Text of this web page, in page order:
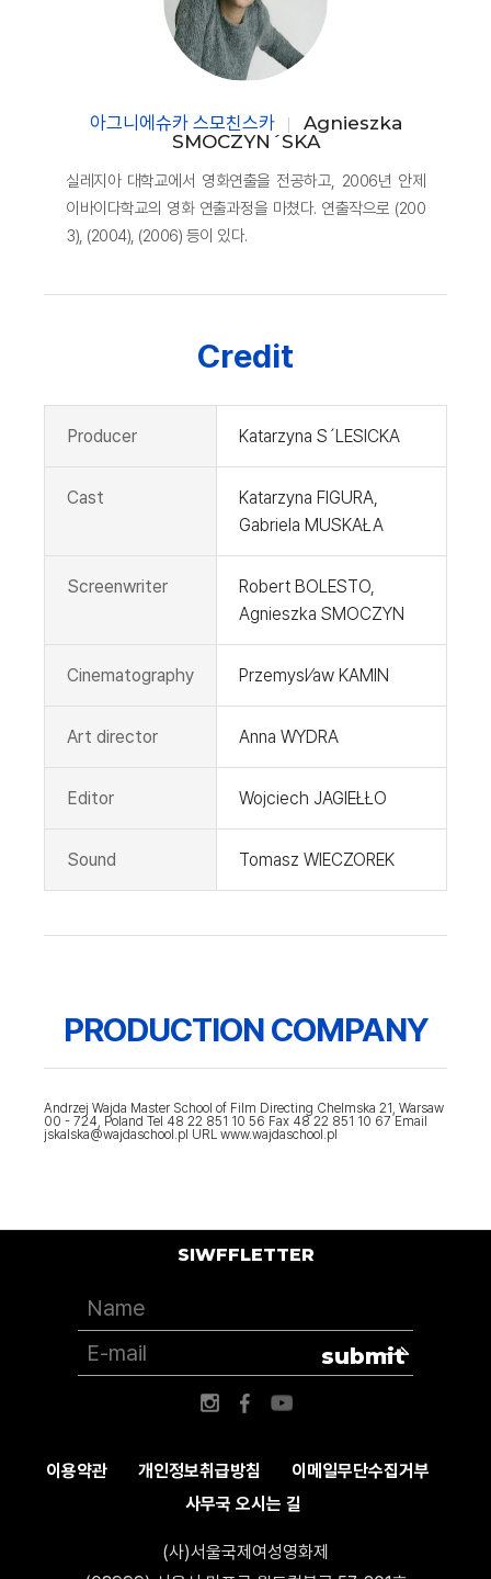
아그니에슈카 스모친스카
Agnieszka
SMOCZYN´SKA
실레지아 대학교에서 영화연출을 전공하고, 2006년 안제
이바이다학교의 영화 연출과정을 마쳤다. 연출작으로 (200
3), (2004), (2006) 등이 있다.
Credit
Producer Katarzyna S´LESICKA
Cast
Katarzyna FIGURA,
Gabriela MUSKAŁA
Screenwriter
Robert BOLESTO,
Agnieszka SMOCZYN
Cinematography Przemysl⁄aw KAMIN
Art director Anna WYDRA
Editor Wojciech JAGIEŁŁO
Sound Tomasz WIECZOREK
PRODUCTION COMPANY
Andrzej Wajda Master School of Film Directing Chelmska 21, Warsaw
00 - 724, Poland Tel 48 22 851 10 56 Fax 48 22 851 10 67 Email
jskalska@wajdaschool.pl URL www.wajdaschool.pl
이용약관 개인정보취급방침
이메일무단수집거부
사무국 오시는 길
(사)서울국제여성영화제
SIWFFLETTER
submit